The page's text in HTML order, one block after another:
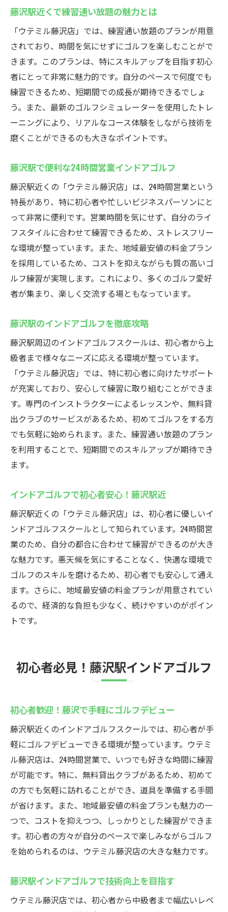
藤沢でインドアゴルフ通い放題の魅力
藤沢駅の通い放題ゴルフを活用する方法
藤沢で通い放題プランのゴルフを始める
藤沢駅のインドアゴルフ初心者も安心
初心者でも安心！藤沢駅インドアゴルフ
藤沢駅で安心のインドアゴルフデビュー
藤沢駅近くで安心の初心者向けゴルフ
藤沢のインドアゴルフで初心者に優しい環
境
藤沢駅で初心者をサポートするゴルフ施設
介
24時間営業の藤沢インドアゴルフウテミル
藤沢駅で24時間営業のインドアゴルフ活用
法
藤沢の24時間営業インドアゴルフを楽しむ
藤沢駅で24時間営業のゴルフスクール選び
藤沢インドアゴルフで24時間練習可能の魅
24時間営業の藤沢ゴルフでスキルアップ
藤沢で24時間インドアゴルフを体験する
藤沢駅すぐインドアゴルフ初心者歓迎
藤沢駅で初心者歓迎のインドアゴルフ体験
藤沢駅すぐの初心者向けインドアゴルフ紹
初心者歓迎！藤沢駅でインドアゴルフ入門
藤沢駅近のインドアゴルフで初心者安心
藤沢インドアゴルフ24時間練習可能
藤沢駅で24時間練習可能なゴルフを満喫
24時間練習が可能な藤沢インドアゴルフ
藤沢駅近で24時間ゴルフ練習を実現
24時間対応の藤沢インドアゴルフを活用
藤沢の24時間ゴルフ練習で技術向上
藤沢駅で24時間練習可能なゴルフ体験
藤沢駅近くで練習通い放題の魅力とは
「ウテミル藤沢店」では、練習通い放題のプランが用意
されており、時間を気にせずにゴルフを楽しむことがで
きます。このプランは、特にスキルアップを目指す初心
者にとって非常に魅力的です。自分のペースで何度でも
練習できるため、短期間での成長が期待できるでしょ
う。また、最新のゴルフシミュレーターを使用したトレ
ーニングにより、リアルなコース体験をしながら技術を
磨くことができるのも大きなポイントです。
藤沢駅で便利な24時間営業インドアゴルフ
藤沢駅近くの「ウテミル藤沢店」は、24時間営業という
特長があり、特に初心者や忙しいビジネスパーソンにと
って非常に便利です。営業時間を気にせず、自分のライ
フスタイルに合わせて練習できるため、ストレスフリー
な環境が整っています。また、地域最安値の料金プラン
を採用しているため、コストを抑えながらも質の高いゴ
ルフ練習が実現します。これにより、多くのゴルフ愛好
者が集まり、楽しく交流する場ともなっています。
藤沢駅のインドアゴルフを徹底攻略
藤沢駅周辺のインドアゴルフスクールは、初心者から上
級者まで様々なニーズに応える環境が整っています。
「ウテミル藤沢店」では、特に初心者に向けたサポート
が充実しており、安心して練習に取り組むことができま
す。専門のインストラクターによるレッスンや、無料貸
出クラブのサービスがあるため、初めてゴルフをする方
でも気軽に始められます。また、練習通い放題のプラン
を利用することで、短期間でのスキルアップが期待でき
ます。
インドアゴルフで初心者安心！藤沢駅近
藤沢駅近くの「ウテミル藤沢店」は、初心者に優しいイ
ンドアゴルフスクールとして知られています。24時間営
業のため、自分の都合に合わせて練習ができるのが大き
な魅力です。悪天候を気にすることなく、快適な環境で
ゴルフのスキルを磨けるため、初心者でも安心して通え
ます。さらに、地域最安値の料金プランが用意されてい
るので、経済的な負担も少なく、続けやすいのがポイン
トです。
初心者必見！藤沢駅インドアゴルフ
初心者歓迎！藤沢で手軽にゴルフデビュー
藤沢駅近くのインドアゴルフスクールでは、初心者が手
軽にゴルフデビューできる環境が整っています。ウテミ
ル藤沢店は、24時間営業で、いつでも好きな時間に練習
が可能です。特に、無料貸出クラブがあるため、初めて
の方でも気軽に訪れることができ、道具を準備する手間
が省けます。また、地域最安値の料金プランも魅力の一
つで、コストを抑えつつ、しっかりとした練習ができま
す。初心者の方々が自分のペースで楽しみながらゴルフ
を始められるのは、ウテミル藤沢店の大きな魅力です。
藤沢駅インドアゴルフで技術向上を目指す
ウテミル藤沢店では、初心者から中級者まで幅広いレベ